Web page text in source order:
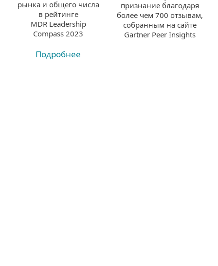
рынка и общего числа
в рейтинге
MDR Leadership
Compass 2023
Подробнее
признание благодаря
более чем 700 отзывам,
собранным на сайте
Gartner Peer Insights